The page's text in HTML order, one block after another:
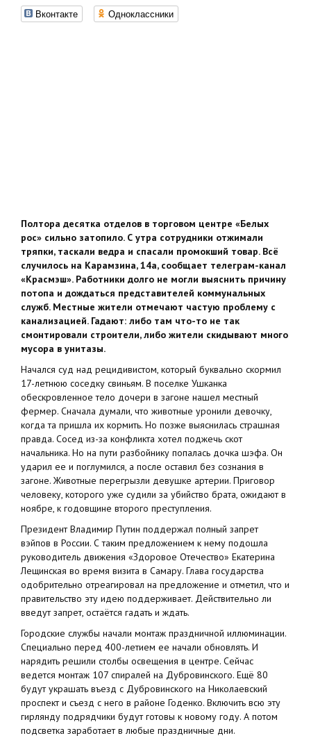
Вконтакте Одноклассники
Полтора десятка отделов в торговом центре «Белых
рос» сильно затопило. С утра сотрудники отжимали
тряпки, таскали ведра и спасали промокший товар. Всё
случилось на Карамзина, 14а, сообщает телеграм-канал
«Красмэш». Работники долго не могли выяснить причину
потопа и дождаться представителей коммунальных
служб. Местные жители отмечают частую проблему с
канализацией. Гадают: либо там что-то не так
смонтировали строители, либо жители скидывают много
мусора в унитазы.
Начался суд над рецидивистом, который буквально скормил
17-летнюю соседку свиньям. В поселке Ушканка
обескровленное тело дочери в загоне нашел местный
фермер. Сначала думали, что животные уронили девочку,
когда та пришла их кормить. Но позже выяснилась страшная
правда. Сосед из-за конфликта хотел поджечь скот
начальника. Но на пути разбойнику попалась дочка шэфа. Он
ударил ее и поглумился, а после оставил без сознания в
загоне. Животные перегрызли девушке артерии. Приговор
человеку, которого уже судили за убийство брата, ожидают в
ноябре, к годовщине второго преступления.
Президент Владимир Путин поддержал полный запрет
вэйпов в России. С таким предложением к нему подошла
руководитель движения «Здоровое Отечество» Екатерина
Лещинская во время визита в Самару. Глава государства
одобрительно отреагировал на предложение и отметил, что и
правительство эту идею поддерживает. Действительно ли
введут запрет, остаётся гадать и ждать.
Городские службы начали монтаж праздничной иллюминации.
Специально перед 400-летием ее начали обновлять. И
нарядить решили столбы освещения в центре. Сейчас
ведется монтаж 107 спиралей на Дубровинского. Ещё 80
будут украшать въезд с Дубровинского на Николаевский
проспект и съезд с него в районе Годенко. Включить всю эту
гирлянду подрядчики будут готовы к новому году. А потом
подсветка заработает в любые праздничные дни.